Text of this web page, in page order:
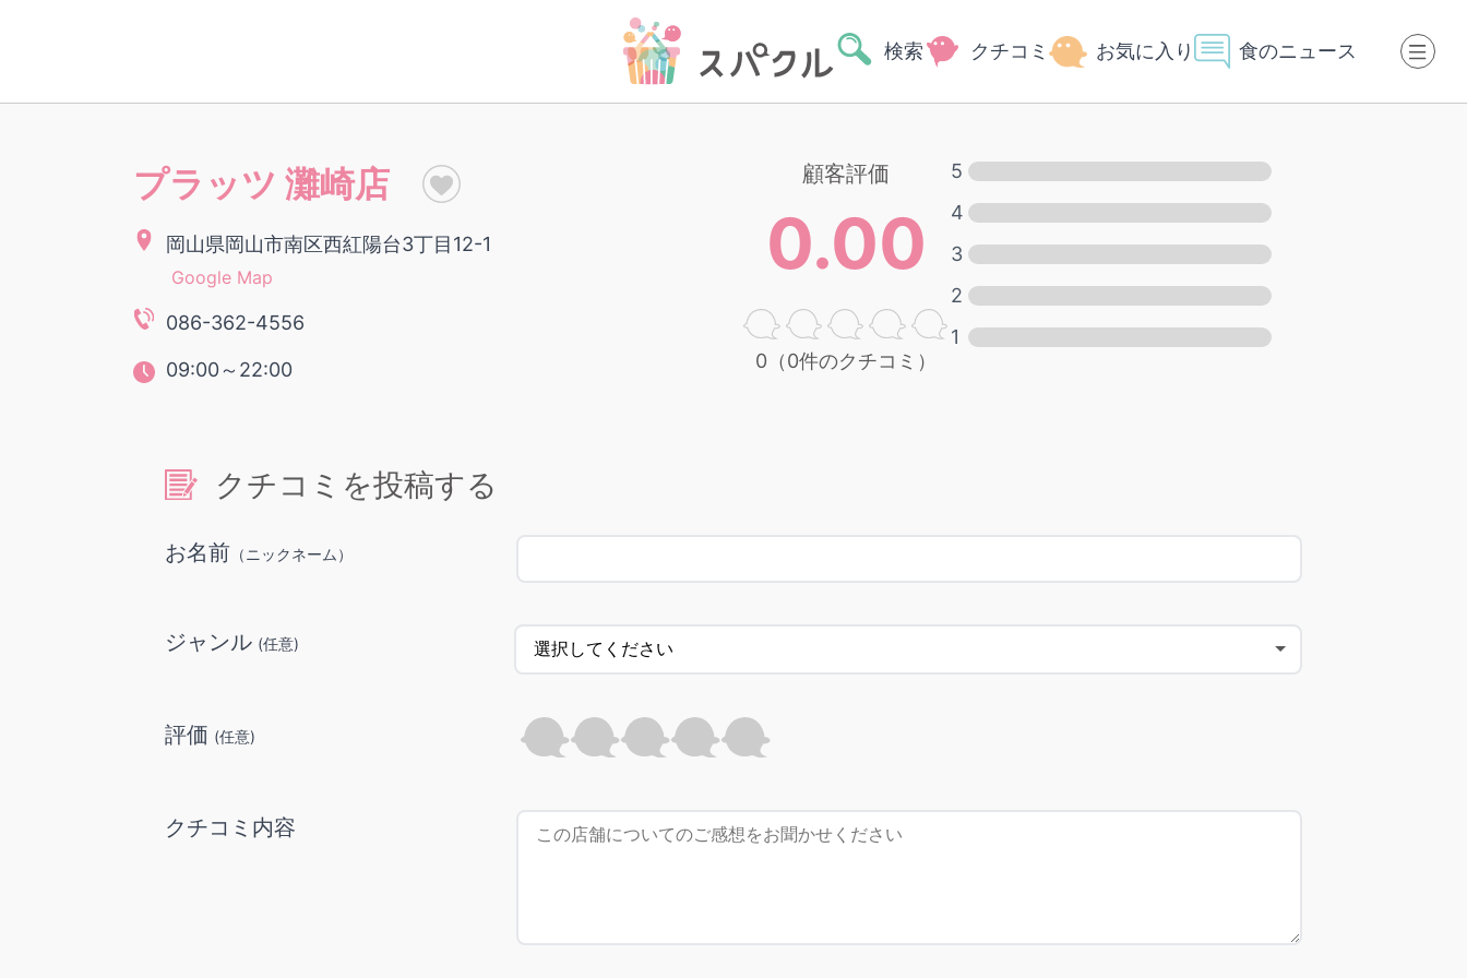
検索 クチコミ お気に入り 食のニュース
プラッツ 灘崎店
岡山県岡山市南区西紅陽台3丁目12-1
Google Map
086-362-4556
09:00～22:00
顧客評価
0.00
0（0件のクチコミ）
5
4
3
2
1
クチコミを投稿する
お名前 （ニックネーム）
ジャンル (任意)
評価 (任意)
クチコミ内容